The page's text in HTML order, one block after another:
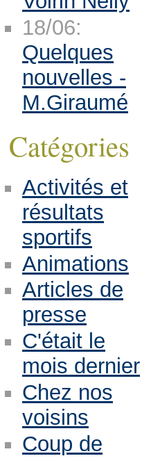
18/06:
Quelques
nouvelles -
M.Giraumé
Catégories
Activités et
résultats
sportifs
Animations
Articles de
presse
C'était le
mois dernier
Chez nos
voisins
Coup de